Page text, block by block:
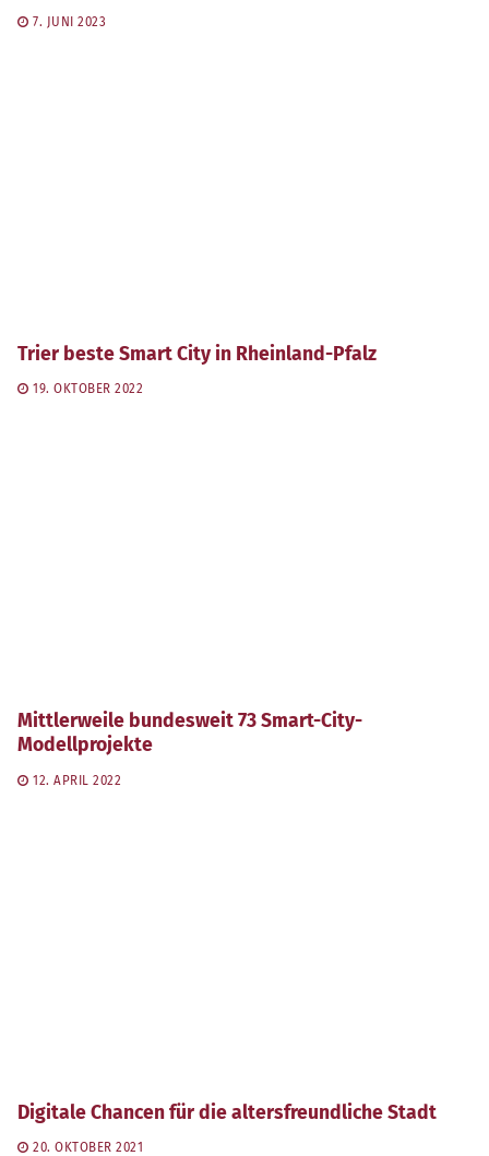
7. JUNI 2023
Trier beste Smart City in Rheinland-Pfalz
19. OKTOBER 2022
Mittlerweile bundesweit 73 Smart-City-
Modellprojekte
12. APRIL 2022
Digitale Chancen für die altersfreundliche Stadt
20. OKTOBER 2021